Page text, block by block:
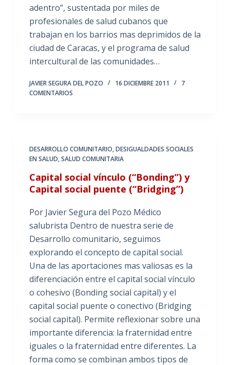
adentro”, sustentada por miles de
profesionales de salud cubanos que
trabajan en los barrios mas deprimidos de la
ciudad de Caracas, y el programa de salud
intercultural de las comunidades…
JAVIER SEGURA DEL POZO 16 DICIEMBRE 2011
7
COMENTARIOS
DESARROLLO COMUNITARIO,DESIGUALDADES SOCIALES
EN SALUD,SALUD COMUNITARIA
Capital social vínculo (“Bonding”) y
Capital social puente (“Bridging”)
Por Javier Segura del Pozo Médico
salubrista Dentro de nuestra serie de
Desarrollo comunitario, seguimos
explorando el concepto de capital social.
Una de las aportaciones mas valiosas es la
diferenciación entre el capital social vínculo
o cohesivo (Bonding social capital) y el
capital social puente o conectivo (Bridging
social capital). Permite reflexionar sobre una
importante diferencia: la fraternidad entre
iguales o la fraternidad entre diferentes. La
forma como se combinan ambos tipos de